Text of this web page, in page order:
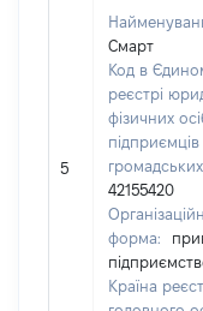
5
Смарт
Код в
реєстрі
фізичних
підприємців
42155420
форма:
Країна